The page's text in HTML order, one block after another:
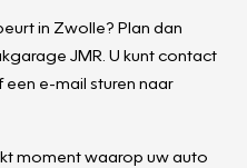
in Zwolle? Plan dan
JMR. U kunt contact
e-mail sturen naar
moment waarop uw auto